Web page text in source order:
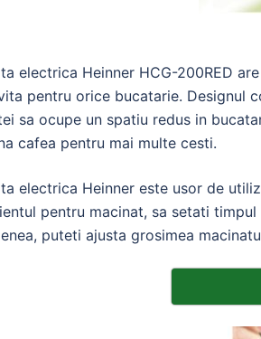
electrica Heinner HCG-200RED
pentru orice bucatarie. Designul
sa ocupe un spatiu redus in
cafea pentru mai multe cesti.
electrica Heinner este usor de
pentru macinat, sa setati
puteti ajusta grosimea